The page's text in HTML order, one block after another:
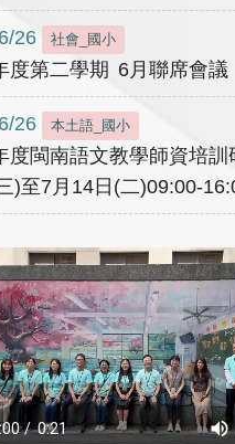
26 社會_國小
度第二學期 6月聯席會議
26 本土語_國小
度閩南語文教學師資培訓
)至7月14日(二)09:00-